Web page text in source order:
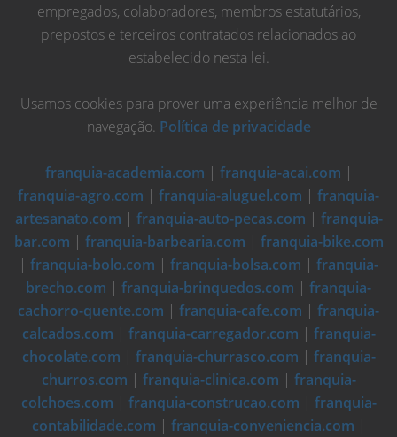
empregados, colaboradores, membros estatutários,
prepostos e terceiros contratados relacionados ao
estabelecido nesta lei.
Usamos cookies para prover uma experiência melhor de
navegação. Política de privacidade
franquia-academia.com | franquia-acai.com |
franquia-agro.com | franquia-aluguel.com | franquia-
artesanato.com | franquia-auto-pecas.com | franquia-
bar.com | franquia-barbearia.com | franquia-bike.com
| franquia-bolo.com | franquia-bolsa.com | franquia-
brecho.com | franquia-brinquedos.com | franquia-
cachorro-quente.com | franquia-cafe.com | franquia-
calcados.com | franquia-carregador.com | franquia-
chocolate.com | franquia-churrasco.com | franquia-
churros.com | franquia-clinica.com | franquia-
colchoes.com | franquia-construcao.com | franquia-
contabilidade.com | franquia-conveniencia.com |